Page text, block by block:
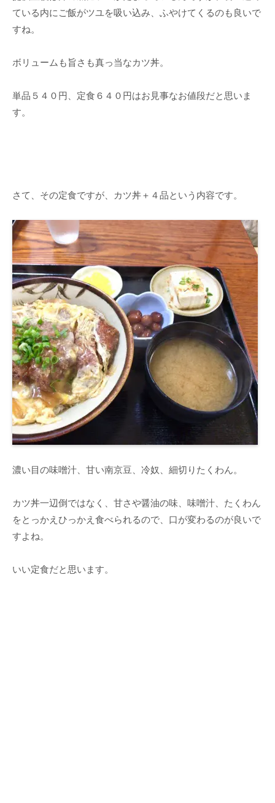
ている内にご飯がツユを吸い込み、ふやけてくるのも良いで
すね。
ボリュームも旨さも真っ当なカツ丼。
単品５４０円、定食６４０円はお見事なお値段だと思いま
す。
さて、その定食ですが、カツ丼＋４品という内容です。
濃い目の味噌汁、甘い南京豆、冷奴、細切りたくわん。
カツ丼一辺倒ではなく、甘さや醤油の味、味噌汁、たくわん
をとっかえひっかえ食べられるので、口が変わるのが良いで
すよね。
いい定食だと思います。